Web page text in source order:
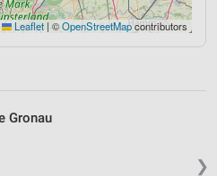
Leaflet| ©OpenStreetMapcontributors
❯
Gronau